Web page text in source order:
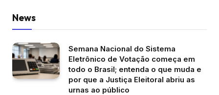
News
Semana Nacional do Sistema
Eletrônico de Votação começa em
todo o Brasil; entenda o que muda e
por que a Justiça Eleitoral abriu as
urnas ao público